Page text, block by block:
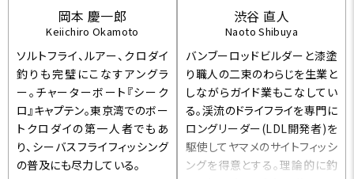
岡本 慶一郎
Keiichiro Okamoto
ソルトフライ、ルアー、クロダイ
釣りも完璧にこなすアングラ
ー。チャーターボート『シーク
ロ』キャプテン。東京湾でのボー
トクロダイの第一人者でもあ
り、シーバスフライフィッシング
の普及にも尽力している。
渋谷 直人
Naoto Shibuya
バンブーロッドビルダーと漆塗
り職人の二束のわらじを生業と
しながらガイド業もこなしてい
る。渓流のドライフライを専門に
ロングリーダー(LDL開発者)を
駆使してヤマメのサイトフィッシ
ングを得意とする。理論的に釣